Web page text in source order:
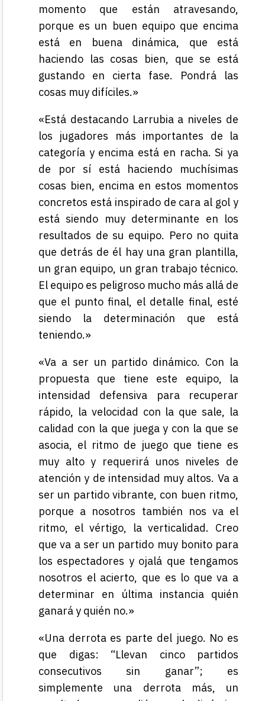
momento que están atravesando,
porque es un buen equipo que encima
está en buena dinámica, que está
haciendo las cosas bien, que se está
gustando en cierta fase. Pondrá las
cosas muy difíciles.»
«Está destacando Larrubia a niveles de
los jugadores más importantes de la
categoría y encima está en racha. Si ya
de por sí está haciendo muchísimas
cosas bien, encima en estos momentos
concretos está inspirado de cara al gol y
está siendo muy determinante en los
resultados de su equipo. Pero no quita
que detrás de él hay una gran plantilla,
un gran equipo, un gran trabajo técnico.
El equipo es peligroso mucho más allá de
que el punto final, el detalle final, esté
siendo la determinación que está
teniendo.»
«Va a ser un partido dinámico. Con la
propuesta que tiene este equipo, la
intensidad defensiva para recuperar
rápido, la velocidad con la que sale, la
calidad con la que juega y con la que se
asocia, el ritmo de juego que tiene es
muy alto y requerirá unos niveles de
atención y de intensidad muy altos. Va a
ser un partido vibrante, con buen ritmo,
porque a nosotros también nos va el
ritmo, el vértigo, la verticalidad. Creo
que va a ser un partido muy bonito para
los espectadores y ojalá que tengamos
nosotros el acierto, que es lo que va a
determinar en última instancia quién
ganará y quién no.»
«Una derrota es parte del juego. No es
que digas: “Llevan cinco partidos
consecutivos sin ganar”; es
simplemente una derrota más, un